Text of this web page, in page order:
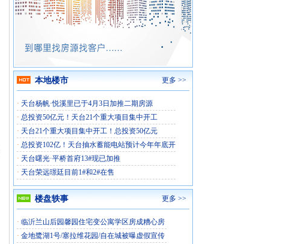
本地楼市 更多 >>
· 天台杨帆·悦溪里已于4月3日加推二期房源
· 总投资50亿元！天台21个重大项目集中开工
· 天台21个重大项目集中开工！总投资50亿元
· 总投资102亿！天台抽水蓄能电站预计今年年底开
· 天台曙光·平桥首府13#现已加推
· 天台荣远璟廷目前1#和2#在售
楼盘轶事 更多 >>
· 临沂兰山后园馨园住宅变公寓学区房成糟心房
· 金地鹭湖1号/塞拉维花园/自在城被曝虚假宣传